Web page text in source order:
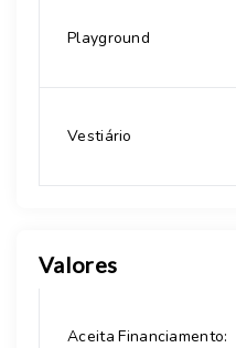
Playground
Vestiário
Valores
Aceita Financiamento: